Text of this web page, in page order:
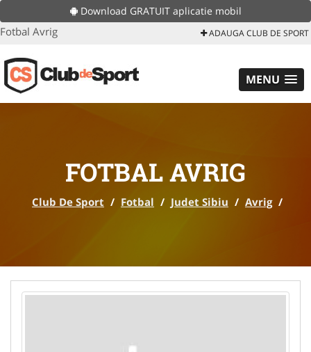
Download GRATUIT aplicatie mobil
Fotbal Avrig ADAUGA CLUB DE SPORT
MENU
FOTBAL AVRIG
Club De Sport / Fotbal / Judet Sibiu / Avrig /